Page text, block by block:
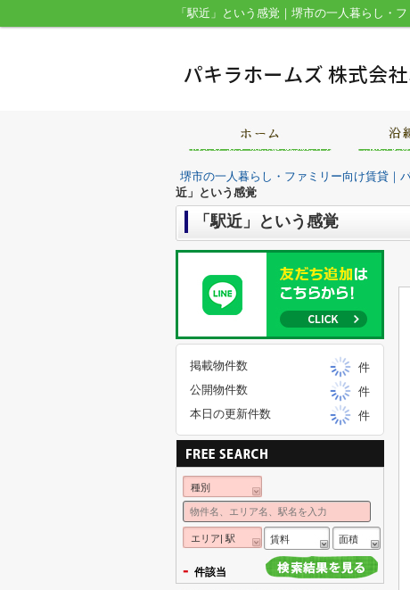
「駅近」という感覚｜堺市の一人暮らし・
堺市の一人暮らし・ファミリー向け賃貸
近」という感覚
「駅近」という感覚
掲載物件数
件
公開物件数
件
本日の更新件数
件
種別
エリア| 駅 賃料 面積
- 件該当